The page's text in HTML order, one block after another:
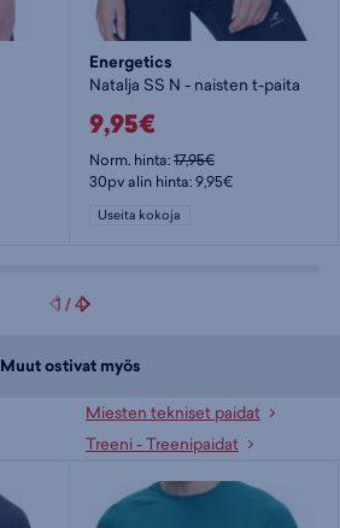
Energetics
Natalja SS N - naisten t-paita
9,95€
Norm. hinta:17,95€
30pv alin hinta: 9,95€
Useita kokoja
1 /4
Muut ostivat myös
Miesten tekniset paidat
Treeni - Treenipaidat